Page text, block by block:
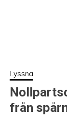
Lyssna
från